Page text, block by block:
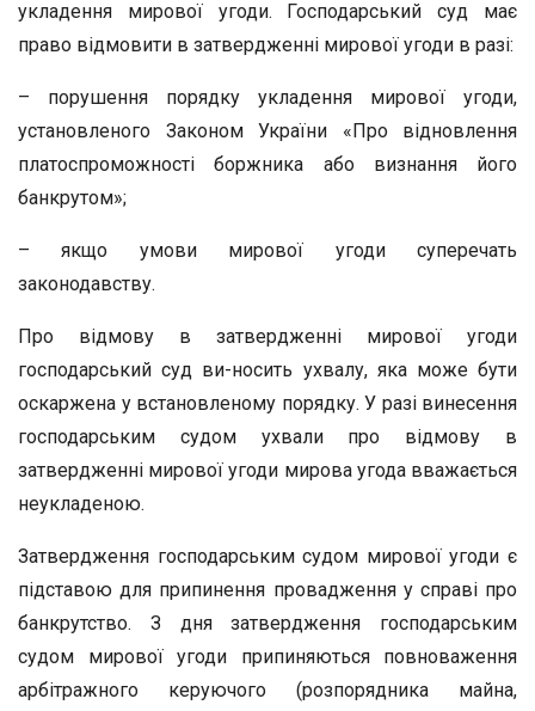
укладення мирової угоди. Господарський суд має
право відмовити в затвердженні мирової угоди в разі:
– порушення порядку укладення мирової угоди,
установленого Законом України «Про відновлення
платоспроможності боржника або визнання його
банкрутом»;
– якщо умови мирової угоди суперечать
законодавству.
Про відмову в затвердженні мирової угоди
господарський суд ви-носить ухвалу, яка може бути
оскаржена у встановленому порядку. У разі винесення
господарським судом ухвали про відмову в
затвердженні мирової угоди мирова угода вважається
неукладеною.
Затвердження господарським судом мирової угоди є
підставою для припинення провадження у справі про
банкрутство. З дня затвердження господарським
судом мирової угоди припиняються повноваження
арбітражного керуючого (розпорядника майна,